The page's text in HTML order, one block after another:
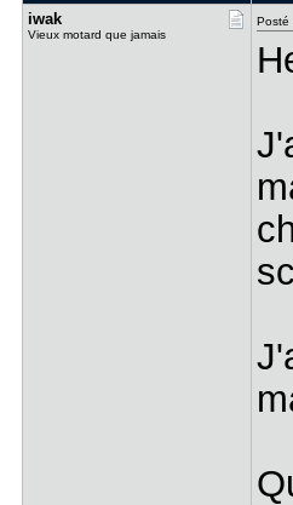
iwak
Vieux motard que jamais
Posté